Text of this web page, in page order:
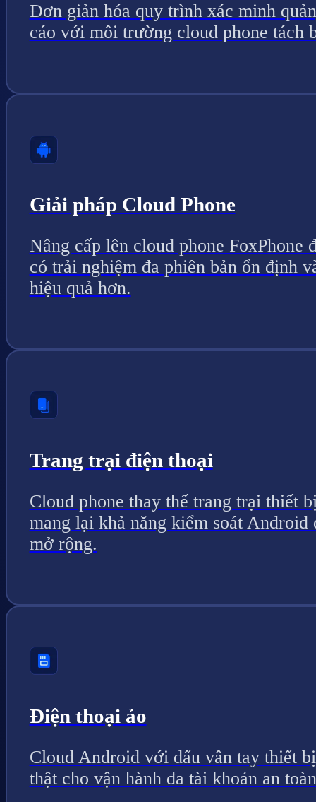
Đơn giản hóa quy trình xác minh
cáo với môi trường cloud phone tách
Giải pháp Cloud Phone
Nâng cấp lên cloud phone FoxPhone
có trải nghiệm đa phiên bản ổn định
hiệu quả hơn.
Trang trại điện thoại
Cloud phone thay thế trang trại thiết
mang lại khả năng kiểm soát Android
mở rộng.
Điện thoại ảo
Cloud Android với dấu vân tay thiết bị
thật cho vận hành đa tài khoản an